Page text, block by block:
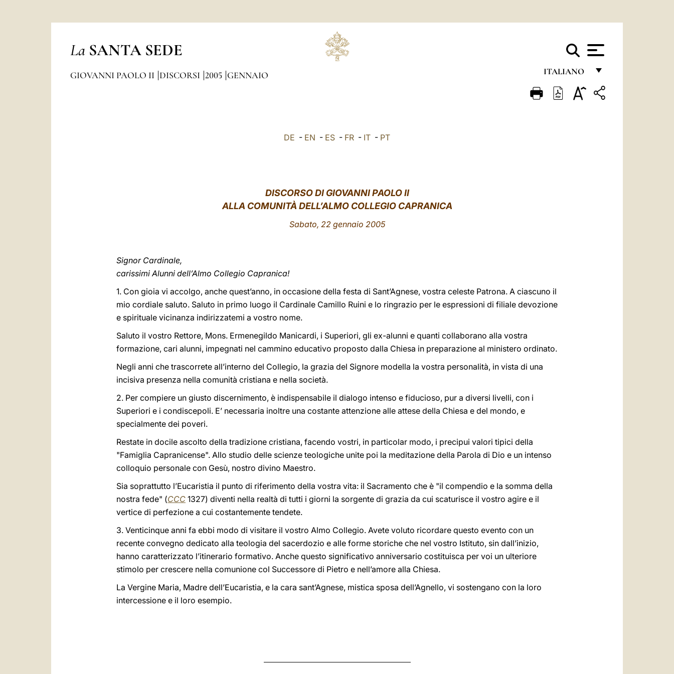
La SANTA SEDE
ITALIANO
FRANÇAIS
GIOVANNI PAOLO II DISCORSI 2005 GENNAIO
DE - EN - ES - FR - IT - PT
DISCORSO DI GIOVANNI PAOLO II
ALLA COMUNITÀ DELL’ALMO COLLEGIO CAPRANICA
Sabato, 22 gennaio 2005
Signor Cardinale,
carissimi Alunni dell’Almo Collegio Capranica!
1. Con gioia vi accolgo, anche quest’anno, in occasione della festa di Sant’Agnese, vostra celeste Patrona. A ciascuno il
mio cordiale saluto. Saluto in primo luogo il Cardinale Camillo Ruini e lo ringrazio per le espressioni di filiale devozione
e spirituale vicinanza indirizzatemi a vostro nome.
Saluto il vostro Rettore, Mons. Ermenegildo Manicardi, i Superiori, gli ex-alunni e quanti collaborano alla vostra
formazione, cari alunni, impegnati nel cammino educativo proposto dalla Chiesa in preparazione al ministero ordinato.
Negli anni che trascorrete all’interno del Collegio, la grazia del Signore modella la vostra personalità, in vista di una
incisiva presenza nella comunità cristiana e nella società.
2. Per compiere un giusto discernimento, è indispensabile il dialogo intenso e fiducioso, pur a diversi livelli, con i
Superiori e i condiscepoli. E’ necessaria inoltre una costante attenzione alle attese della Chiesa e del mondo, e
specialmente dei poveri.
Restate in docile ascolto della tradizione cristiana, facendo vostri, in particolar modo, i precipui valori tipici della
"Famiglia Capranicense". Allo studio delle scienze teologiche unite poi la meditazione della Parola di Dio e un intenso
colloquio personale con Gesù, nostro divino Maestro.
Sia soprattutto l’Eucaristia il punto di riferimento della vostra vita: il Sacramento che è "il compendio e la somma della
nostra fede" (CCC 1327) diventi nella realtà di tutti i giorni la sorgente di grazia da cui scaturisce il vostro agire e il
vertice di perfezione a cui costantemente tendete.
3. Venticinque anni fa ebbi modo di visitare il vostro Almo Collegio. Avete voluto ricordare questo evento con un
recente convegno dedicato alla teologia del sacerdozio e alle forme storiche che nel vostro Istituto, sin dall’inizio,
hanno caratterizzato l’itinerario formativo. Anche questo significativo anniversario costituisca per voi un ulteriore
stimolo per crescere nella comunione col Successore di Pietro e nell’amore alla Chiesa.
La Vergine Maria, Madre dell’Eucaristia, e la cara sant’Agnese, mistica sposa dell’Agnello, vi sostengano con la loro
intercessione e il loro esempio.